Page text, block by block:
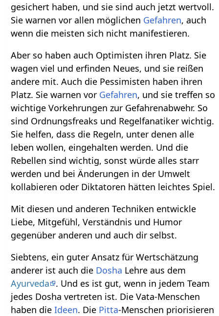
gesichert haben, und sie sind auch jetzt wertvoll.
Sie warnen vor allen möglichen Gefahren, auch
wenn die meisten sich nicht manifestieren.
Aber so haben auch Optimisten ihren Platz. Sie
wagen viel und erfinden Neues, und sie reißen
andere mit. Auch die Pessimisten haben ihren
Platz. Sie warnen vor Gefahren, und sie treffen so
wichtige Vorkehrungen zur Gefahrenabwehr. So
sind Ordnungsfreaks und Regelfanatiker wichtig.
Sie helfen, dass die Regeln, unter denen alle
leben wollen, eingehalten werden. Und die
Rebellen sind wichtig, sonst würde alles starr
werden und bei Änderungen in der Umwelt
kollabieren oder Diktatoren hätten leichtes Spiel.
Mit diesen und anderen Techniken entwickle
Liebe, Mitgefühl, Verständnis und Humor
gegenüber anderen und auch dir selbst.
Siebtens, ein guter Ansatz für Wertschätzung
anderer ist auch die Dosha Lehre aus dem
Ayurveda
. Und es ist gut, wenn in jedem Team
jedes Dosha vertreten ist. Die Vata-Menschen
haben dieIdeen. Die Pitta-Menschen priorisieren